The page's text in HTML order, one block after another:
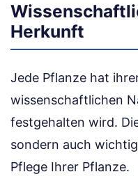
Herkunft
Jede Pflanze hat
wissenschaftlichen
festgehalten wird.
sondern auch
Pflege Ihrer Pflanze.